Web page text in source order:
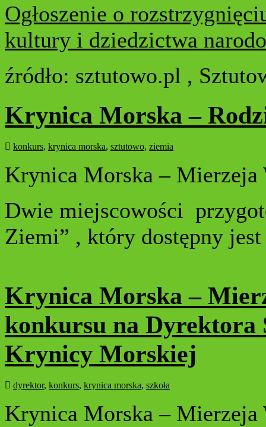
Ogłoszenie o
kultury i dziedzictwa
źródło: sztutowo.pl ,
Krynica Morska –
konkurs, krynica morska, sztutowo, ziemia
Krynica Morska – Mierzeja
Dwie miejscowości
Ziemi” , który dostępny
Krynica Morska –
konkursu na Dyrektora
Krynicy Morskiej
dyrektor, konkurs, krynica morska, szkoła
Krynica Morska – Mierzeja